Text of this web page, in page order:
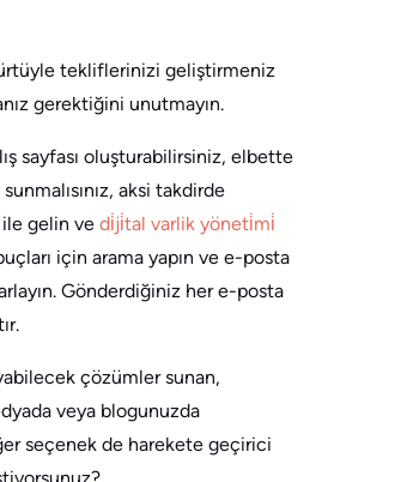
tekliflerinizi geliştirmeniz
gerektiğini unutmayın.
sayfası oluşturabilirsiniz, elbette
aksi takdirde
ile gelin ve di̇ji̇tal varlik yöneti̇mi̇
için arama yapın ve e-posta
Gönderdiğiniz her e-posta
çözümler sunan,
veya blogunuzda
seçenek de harekete geçirici